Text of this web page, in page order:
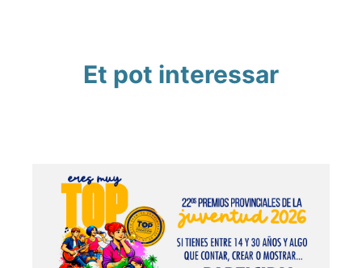
Et pot interessar